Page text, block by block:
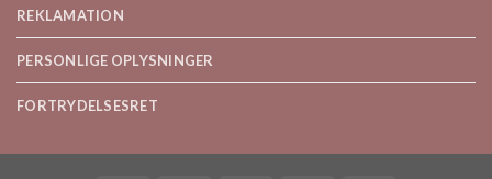
REKLAMATION
PERSONLIGE OPLYSNINGER
FORTRYDELSESRET